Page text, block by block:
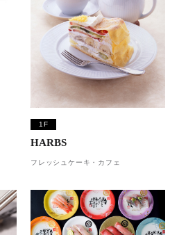
1F
HARBS
フレッシュケーキ・カフェ